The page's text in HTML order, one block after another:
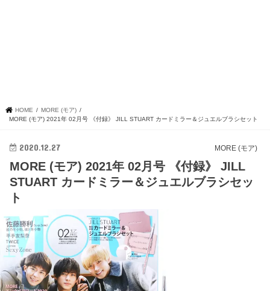
HOME
MORE (モア)
MORE (モア) 2021年 02月号 《付録》 JILL STUART カードミラー＆ジュエルブラシセット
MORE (モア)
2020.12.27
MORE (モア) 2021年 02月号 《付録》 JILL
STUART カードミラー＆ジュエルブラシセッ
ト